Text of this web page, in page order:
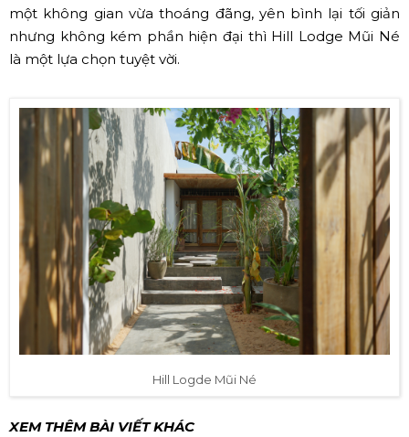
một không gian vừa thoáng đãng, yên bình lại tối giản
nhưng không kém phần hiện đại thì Hill Lodge Mũi Né
là một lựa chọn tuyệt vời.
Hill Logde Mũi Né
XEM THÊM BÀI VIẾT KHÁC